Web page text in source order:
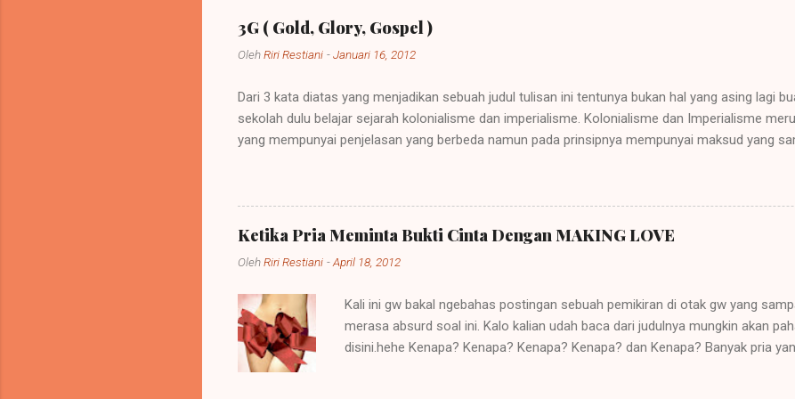
3G ( Gold, Glory, Gospel )
OlehRiri Restiani -Januari 16, 2012
Dari 3 kata diatas yang menjadikan sebuah judul tulisan ini tentunya bukan hal yang asing lagi
sekolah dulu belajar sejarah kolonialisme dan imperialisme. Kolonialisme dan Imperialisme
yang mempunyai penjelasan yang berbeda namun pada prinsipnya mempunyai maksud yang
itu bisa dipelihara atau berkembang. Sebuah contoh imperialisme terjadi saat negara-negara
menempati tanah-tanah itu. Perkataan imperialisme berasal dari kata Latin "imperare" yang
memerintah (imperare) disebut "imperium". Orang yang diberi hak itu (diberi imperium) disebut
diberi imperium itu ialah raja, dan karena itu lambat-laun raja disebut imperator dan kerajaannya
Ketika Pria Meminta Bukti Cinta Dengan MAKING LOVE
OlehRiri Restiani -April 18, 2012
Kali ini gw bakal ngebahas postingan sebuah pemikiran di otak gw yang
merasa absurd soal ini. Kalo kalian udah baca dari judulnya mungkin akan
disini.hehe Kenapa? Kenapa? Kenapa? Kenapa? dan Kenapa? Banyak pria
oleh tindakan yang didasari kasih sayang yang tulus bukannya hanya